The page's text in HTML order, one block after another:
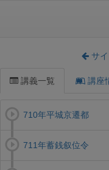
サ
講義一覧 講座
710年平城京遷都
711年蓄銭叙位令